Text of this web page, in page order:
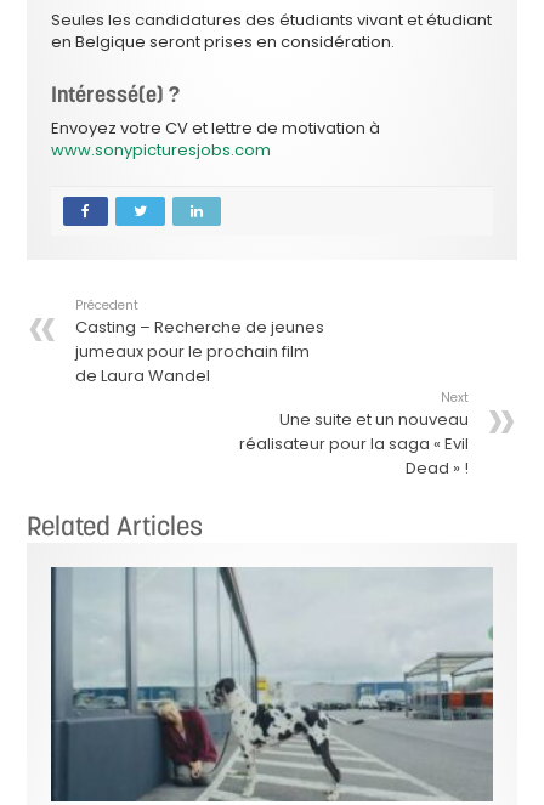
Seules les candidatures des étudiants vivant et étudiant
en Belgique seront prises en considération.
Intéressé(e) ?
Envoyez votre CV et lettre de motivation à
www.sonypicturesjobs.com
Précedent
Casting – Recherche de jeunes
jumeaux pour le prochain film
de Laura Wandel
Next
Une suite et un nouveau
réalisateur pour la saga « Evil
Dead » !
Related Articles